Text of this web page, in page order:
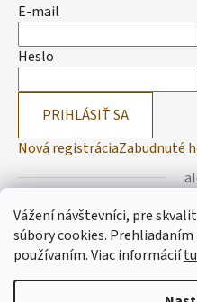
Vážení návštevníci, pre
súbory cookies.
používaním.Viac informáciítu
E-mail
Heslo
PRIHLÁSIŤ SA
Nová registráciaZabudnuté